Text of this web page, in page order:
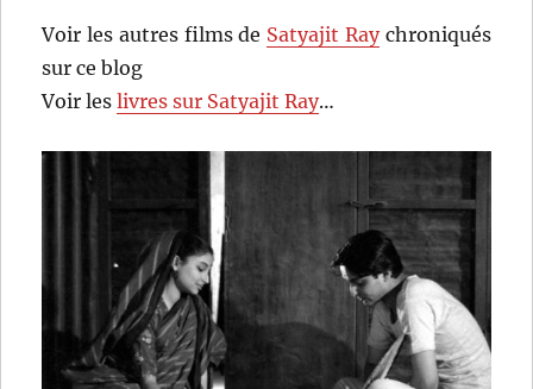
Voir les autres films de Satyajit Raychroniqués
sur ce blog
Voir leslivres sur Satyajit Ray…